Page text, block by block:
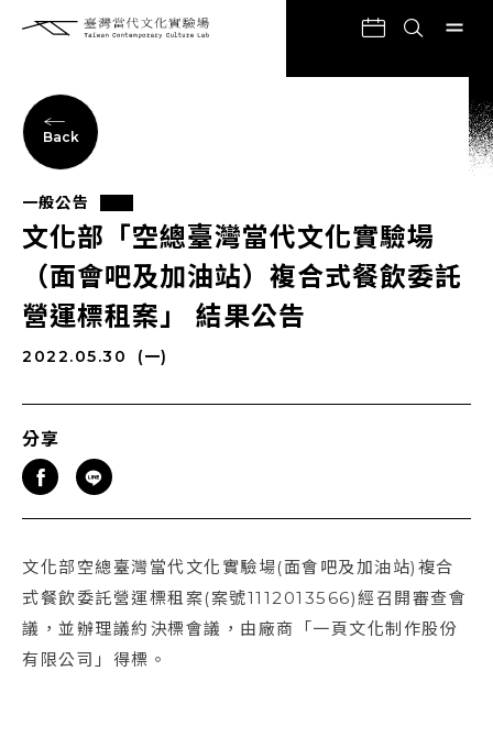
Back
一般公告
文化部「空總臺灣當代文化實驗場
（面會吧及加油站）複合式餐飲委託
營運標租案」 結果公告
2022.05.30 (一)
分享
文化部空總臺灣當代文化實驗場(面會吧及加油站)複合
式餐飲委託營運標租案(案號1112013566)經召開審查會
議，並辦理議約決標會議，由廠商「一頁文化制作股份
有限公司」得標。